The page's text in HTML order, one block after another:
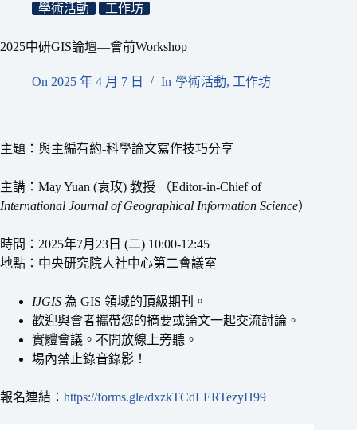
學術活動 工作坊
2025中研GIS論壇—會前Workshop
On 2025 年 4 月 7 日 In 學術活動, 工作坊
主題：與主編有約-科學論文寫作技巧分享
主講：May Yuan (袁玫) 教授 （Editor-in-Chief of
International Journal of Geographical Information Science）
時間：2025年7月23日 (二) 10:00-12:45
地點：中央研究院人社中心第二會議室
IJGIS 為 GIS 領域的頂級期刊。
歡迎與會者攜帶您的摘要或論文一起交流討論。
實體會議。不開放線上旁聽。
場內禁止錄音錄影！
報名連結： https://forms.gle/dxzkTCdLERTezyH99